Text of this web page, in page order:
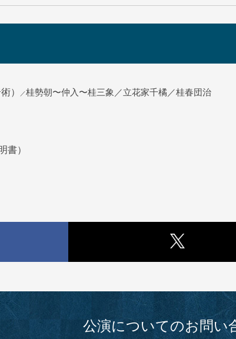
） ／桂勢朝〜仲入〜桂三象／立花家千橘／桂春団治
書）
公演についてのお問い